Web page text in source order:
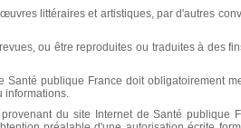
littéraires et artistiques, par d'autres
ou être reproduites ou traduites à des
publique France doit obligatoirement
informations.
du site Internet de Santé publique